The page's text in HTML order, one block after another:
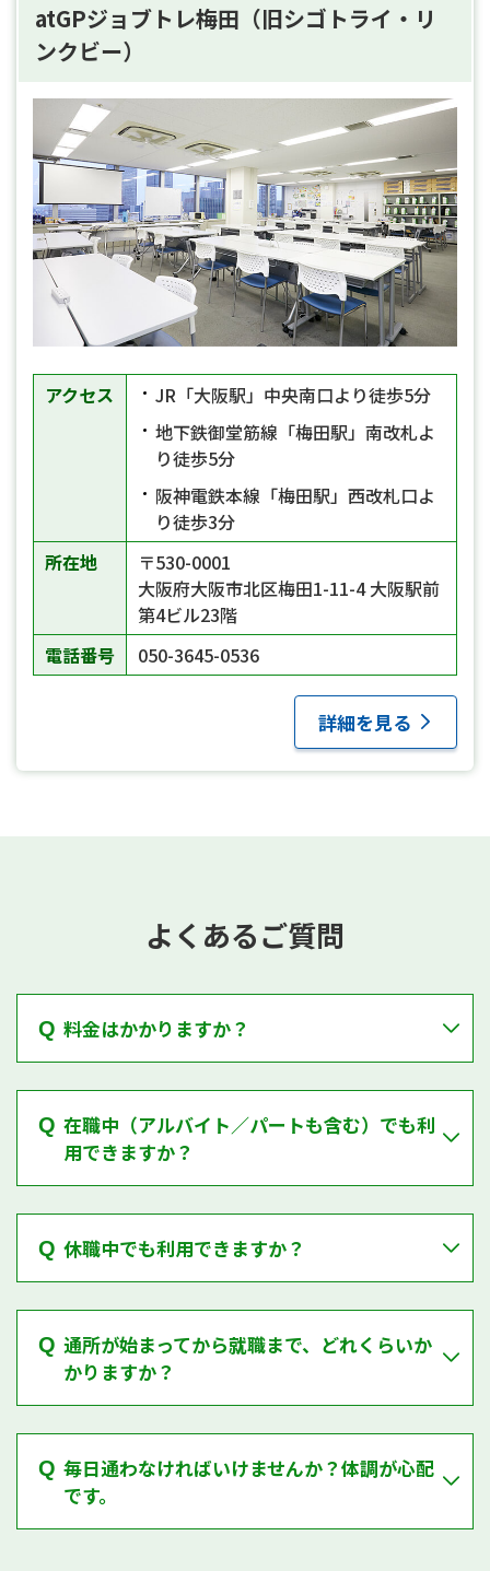
atGPジョブトレ梅田（旧シゴトライ・リ
ンクビー）
アクセス
JR「大阪駅」中央南口より徒歩5分
地下鉄御堂筋線「梅田駅」南改札よ
り徒歩5分
阪神電鉄本線「梅田駅」西改札口よ
り徒歩3分
所在地
〒530-0001
大阪府大阪市北区梅田1-11-4 大阪駅前
第4ビル23階
電話番号
050-3645-0536
詳細を見る
よくあるご質問
Q 料金はかかりますか？
Q 在職中（アルバイト／パートも含む）でも利
用できますか？
Q 休職中でも利用できますか？
Q 通所が始まってから就職まで、どれくらいか
かりますか？
Q 毎日通わなければいけませんか？体調が心配
です。
資料請求 まずは相談・見学してみる